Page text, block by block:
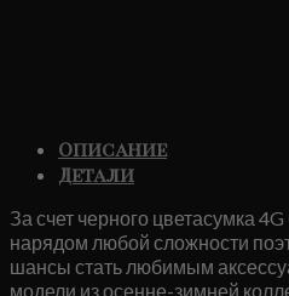
Описание
Детали
За счет черного цветасумка
нарядом любой сложности
шансы стать любимым
модели из осенне-зимней